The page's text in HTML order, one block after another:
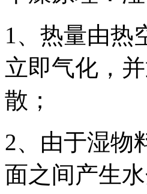
1、热量由热
立即气化，
散；
2、由于湿物
面之间产生